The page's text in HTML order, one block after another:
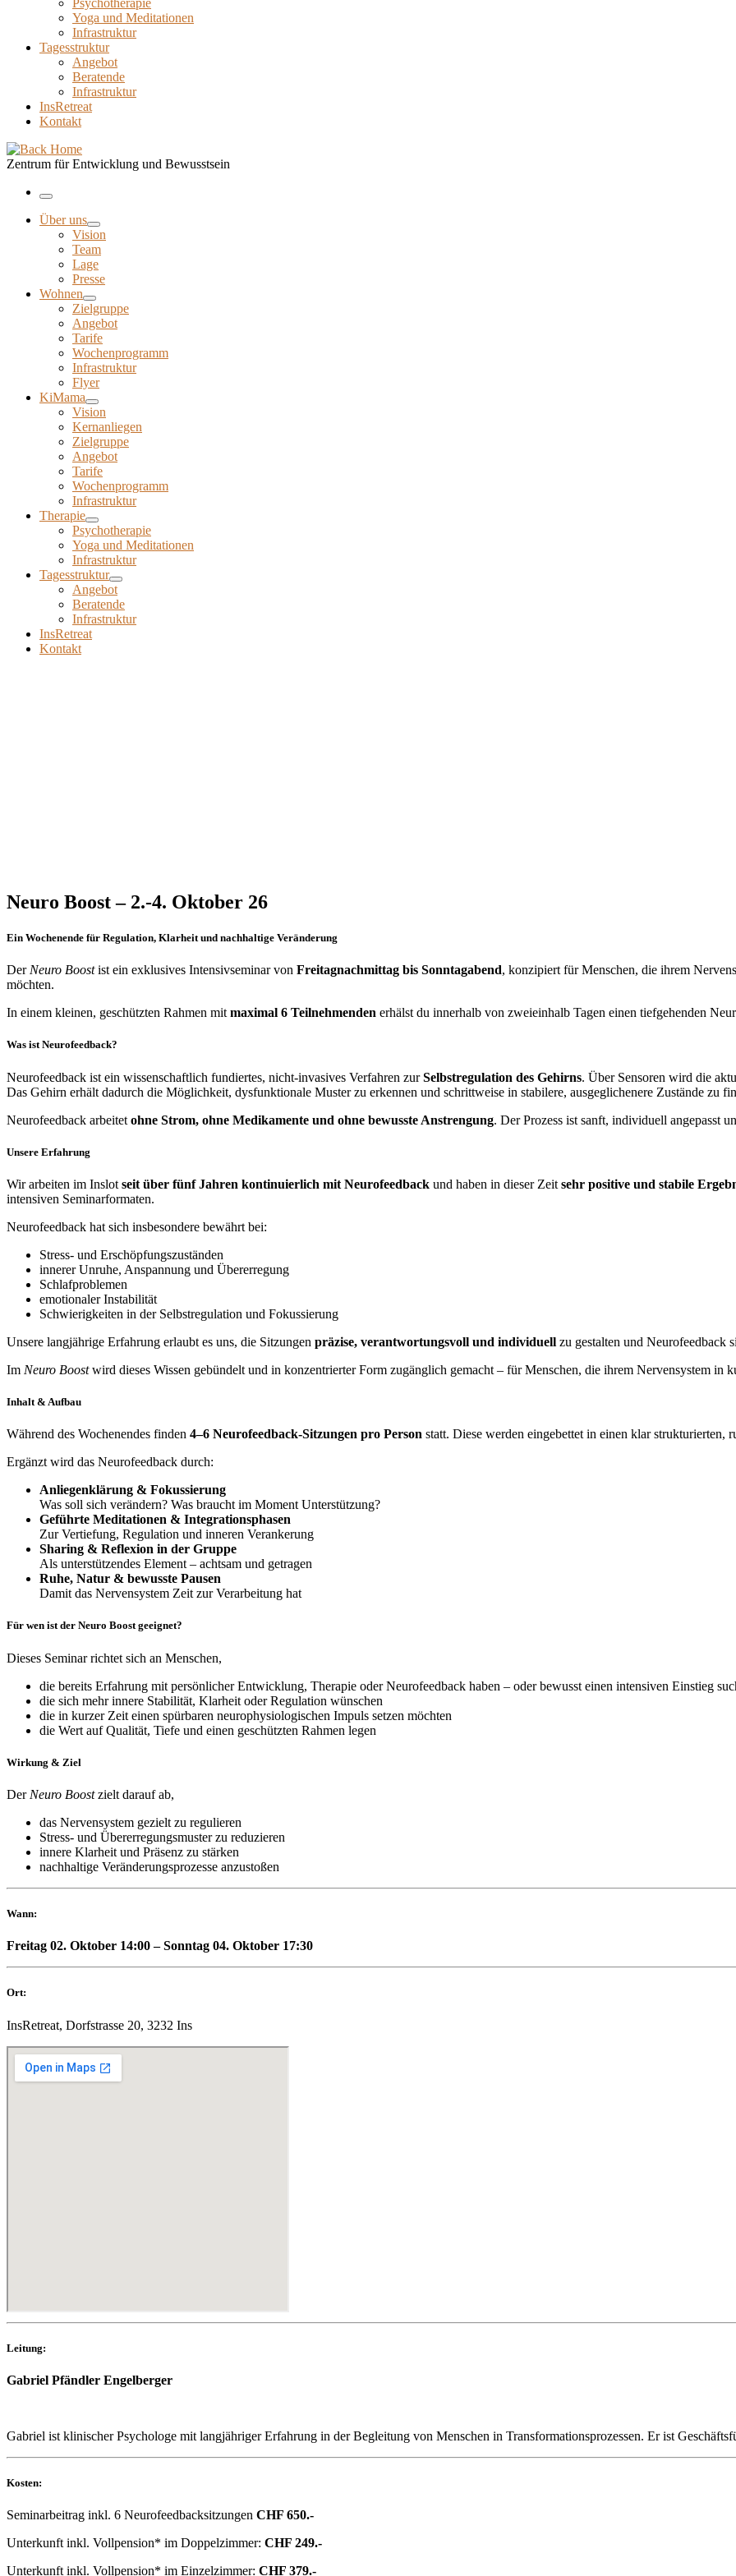
Psychotherapie
Yoga und Meditationen
Infrastruktur
Tagesstruktur
Angebot
Beratende
Infrastruktur
InsRetreat
Kontakt
Zentrum für Entwicklung und Bewusstsein
Menu
Über uns
Vision
Team
Lage
Presse
Wohnen
Zielgruppe
Angebot
Tarife
Wochenprogramm
Infrastruktur
Flyer
KiMama
Vision
Kernanliegen
Zielgruppe
Angebot
Tarife
Wochenprogramm
Infrastruktur
Therapie
Psychotherapie
Yoga und Meditationen
Infrastruktur
Tagesstruktur
Angebot
Beratende
Infrastruktur
InsRetreat
Kontakt
Neuro Boost – 2.-4. Oktober 26
Ein Wochenende für Regulation, Klarheit und nachhaltige Veränderung
Der Neuro Boostist ein exklusives Intensivseminar von Freitagnachmittag bis Sonntagabend, konzipiert für Menschen, die ihrem
möchten.
In einem kleinen, geschützten Rahmen mit maximal 6 Teilnehmenden erhälst du innerhalb von zweieinhalb Tagen einen tiefgehenden
Was ist Neurofeedback?
Neurofeedback ist ein wissenschaftlich fundiertes, nicht-invasives Verfahren zurSelbstregulation des Gehirns. Über Sensoren wird die
Das Gehirn erhält dadurch die Möglichkeit, dysfunktionale Muster zu erkennen und schrittweise in stabilere, ausgeglichenere Zustände zu
Neurofeedback arbeitet ohne Strom, ohne Medikamente und ohne bewusste Anstrengung. Der Prozess ist sanft, individuell angepasst
Unsere Erfahrung
Wir arbeiten im Inslot seit über fünf Jahren kontinuierlich mit Neurofeedback und haben in dieser Zeit sehr positive und stabile
intensiven Seminarformaten.
Neurofeedback hat sich insbesondere bewährt bei:
Stress- und Erschöpfungszuständen
innerer Unruhe, Anspannung und Übererregung
Schlafproblemen
emotionaler Instabilität
Schwierigkeiten in der Selbstregulation und Fokussierung
Unsere langjährige Erfahrung erlaubt es uns, die Sitzungen präzise, verantwortungsvoll und individuell zu gestalten und Neurofeedback
Im Neuro Boostwird dieses Wissen gebündelt und in konzentrierter Form zugänglich gemacht – für Menschen, die ihrem Nervensystem in
Inhalt & Aufbau
Während des Wochenendes finden 4–6 Neurofeedback-Sitzungen pro Person statt. Diese werden eingebettet in einen klar strukturierten,
Ergänzt wird das Neurofeedback durch:
Anliegenklärung & Fokussierung
Was soll sich verändern? Was braucht im Moment Unterstützung?
Geführte Meditationen & Integrationsphasen
Zur Vertiefung, Regulation und inneren Verankerung
Sharing & Reflexion in der Gruppe
Als unterstützendes Element – achtsam und getragen
Ruhe, Natur & bewusste Pausen
Damit das Nervensystem Zeit zur Verarbeitung hat
Für wen ist der Neuro Boost geeignet?
Dieses Seminar richtet sich an Menschen,
die bereits Erfahrung mit persönlicher Entwicklung, Therapie oder Neurofeedback haben – oder bewusst einen intensiven Einstieg
die sich mehr innere Stabilität, Klarheit oder Regulation wünschen
die in kurzer Zeit einen spürbaren neurophysiologischen Impuls setzen möchten
die Wert auf Qualität, Tiefe und einen geschützten Rahmen legen
Wirkung & Ziel
Der Neuro Boostzielt darauf ab,
das Nervensystem gezielt zu regulieren
Stress- und Übererregungsmuster zu reduzieren
innere Klarheit und Präsenz zu stärken
nachhaltige Veränderungsprozesse anzustoßen
Wann:
Freitag 02. Oktober 14:00 – Sonntag 04. Oktober 17:30
Ort:
InsRetreat, Dorfstrasse 20, 3232 Ins
Leitung:
Gabriel Pfändler Engelberger
Gabriel ist klinischer Psychologe mit langjähriger Erfahrung in der Begleitung von Menschen in Transformationsprozessen. Er ist
Kosten:
Seminarbeitrag inkl. 6 Neurofeedbacksitzungen CHF 650.-
Unterkunft inkl. Vollpension* im Doppelzimmer: CHF 249.-
Unterkunft inkl. Vollpension* im Einzelzimmer: CHF 379.-